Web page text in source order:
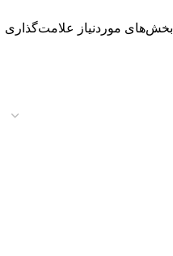
بخش‌های موردنیاز علامت‌گذاری